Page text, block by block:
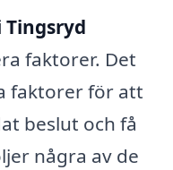
faktorer. Det
faktorer för att
beslut och få
några av de